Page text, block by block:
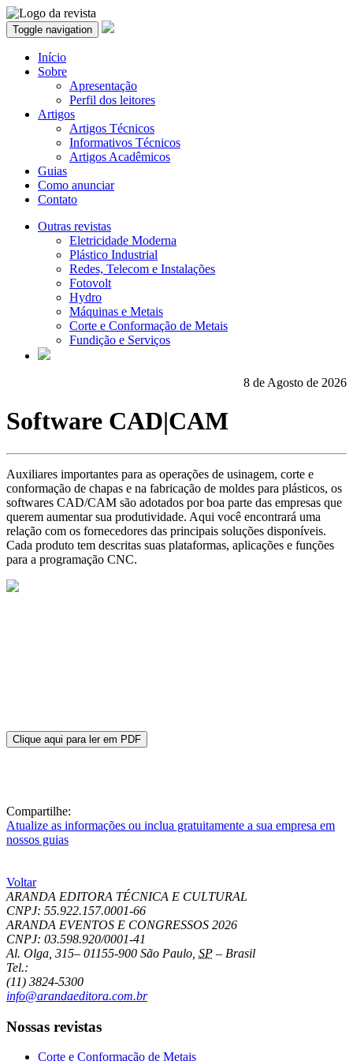
Toggle navigation
Início
Sobre
Apresentação
Perfil dos leitores
Artigos
Artigos Técnicos
Informativos Técnicos
Artigos Acadêmicos
Guias
Como anunciar
Contato
Outras revistas
Eletricidade Moderna
Plástico Industrial
Redes, Telecom e Instalações
Fotovolt
Hydro
Máquinas e Metais
Corte e Conformação de Metais
Fundição e Serviços
8 de Agosto de 2026
Software CAD|CAM
Auxiliares importantes para as operações de usinagem, corte e
conformação de chapas e na fabricação de moldes para plásticos, os
softwares CAD/CAM são adotados por boa parte das empresas que
querem aumentar sua produtividade. Aqui você encontrará uma
relação com os fornecedores das principais soluções disponíveis.
Cada produto tem descritas suas plataformas, aplicações e funções
para a programação CNC.
Clique aqui para ler em PDF
Compartilhe:
Atualize as informações ou inclua gratuitamente a sua empresa em
nossos guias
Voltar
ARANDA EDITORA TÉCNICA E CULTURAL
CNPJ: 55.922.157.0001-66
ARANDA EVENTOS E CONGRESSOS 2026
CNPJ: 03.598.920/0001-41
Al. Olga, 315– 01155-900 São Paulo SP – Brasil
Tel.:
(11) 3824-5300
info@arandaeditora.com.br
Nossas revistas
Corte e Conformação de Metais